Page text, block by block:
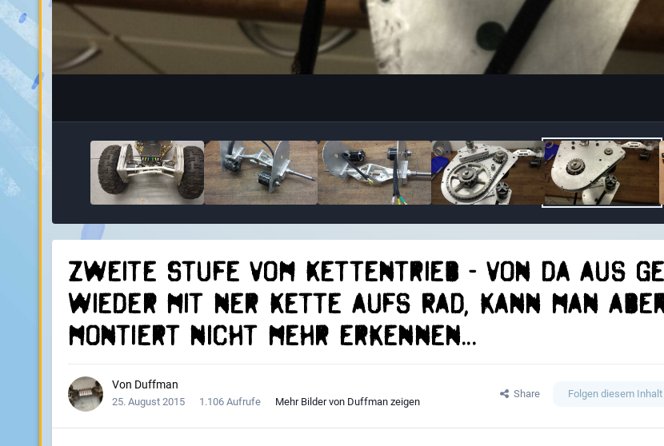
Zweite Stufe vom Kettentrieb - von da aus
wieder mit ner Kette aufs Rad, kann man
montiert nicht mehr erkennen...
Von Duffman
25. August 2015 1.106 Aufrufe Mehr Bilder von Duffman zeigen
Share Folgen diesem Inhalt